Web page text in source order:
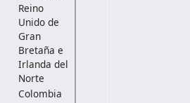
Reino
Unido de
Gran
Bretaña e
Irlanda del
Norte
Colombia